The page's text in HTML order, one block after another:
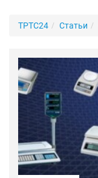
ТРТС24 Статьи